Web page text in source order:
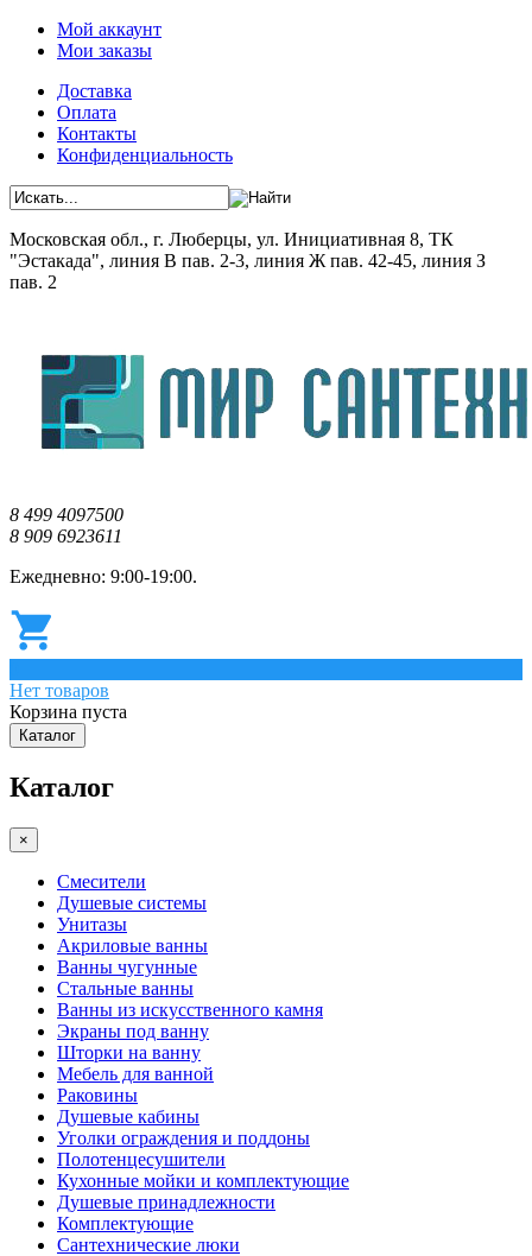
Мой аккаунт
Мои заказы
Доставка
Оплата
Контакты
Конфиденциальность
Московская обл., г. Люберцы, ул. Инициативная 8, ТК
"Эстакада", линия В пав. 2-3, линия Ж пав. 42-45, линия З
пав. 2
8 499 4097500
8 909 6923611
Ежедневно: 9:00-19:00.
Нет товаров
Корзина пуста
Каталог
Каталог
×
Смесители
Душевые системы
Унитазы
Акриловые ванны
Ванны чугунные
Стальные ванны
Ванны из искусственного камня
Экраны под ванну
Шторки на ванну
Мебель для ванной
Раковины
Душевые кабины
Уголки ограждения и поддоны
Полотенцесушители
Кухонные мойки и комплектующие
Душевые принадлежности
Комплектующие
Сантехнические люки